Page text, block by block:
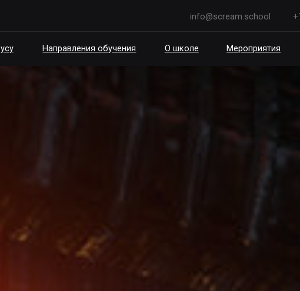
info@scream.school
Направления обучения
+7 (495) 640-30-14